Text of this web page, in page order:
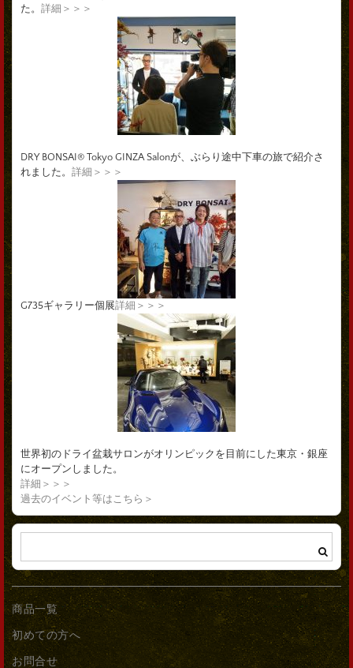
た。 詳細＞＞＞
DRY BONSAI® Tokyo GINZA Salonが、ぶらり途中下車の旅で紹介さ
れました。 詳細＞＞＞
G735ギャラリー個展詳細＞＞＞
世界初のドライ盆栽サロンがオリンピックを目前にした東京・銀座
にオープンしました。
詳細＞＞＞
過去のイベント等はこちら＞
商品一覧
初めての方へ
お問合せ